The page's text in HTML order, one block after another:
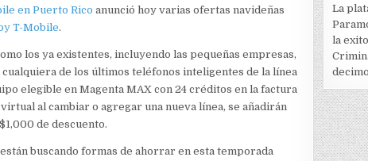
en Puerto Rico anunció hoy varias ofertas navideñas
T-Mobile.
los ya existentes, incluyendo las pequeñas empresas,
de los últimos teléfonos inteligentes de la línea
elegible en Magenta MAX con 24 créditos en la factura
al cambiar o agregar una nueva línea, se añadirán
de descuento.
buscando formas de ahorrar en esta temporada
La
la